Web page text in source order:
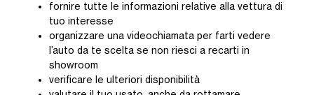
fornire tutte le informazioni relative alla vettura di
tuo interesse
organizzare una videochiamata per farti vedere
l’auto da te scelta se non riesci a recarti in
showroom
verificare le ulteriori disponibilità